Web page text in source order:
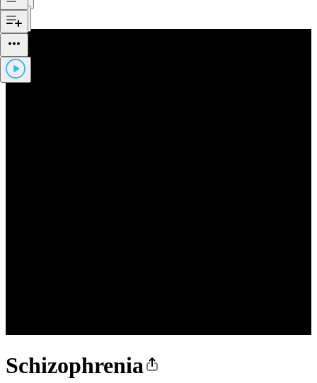
Schizophrenia